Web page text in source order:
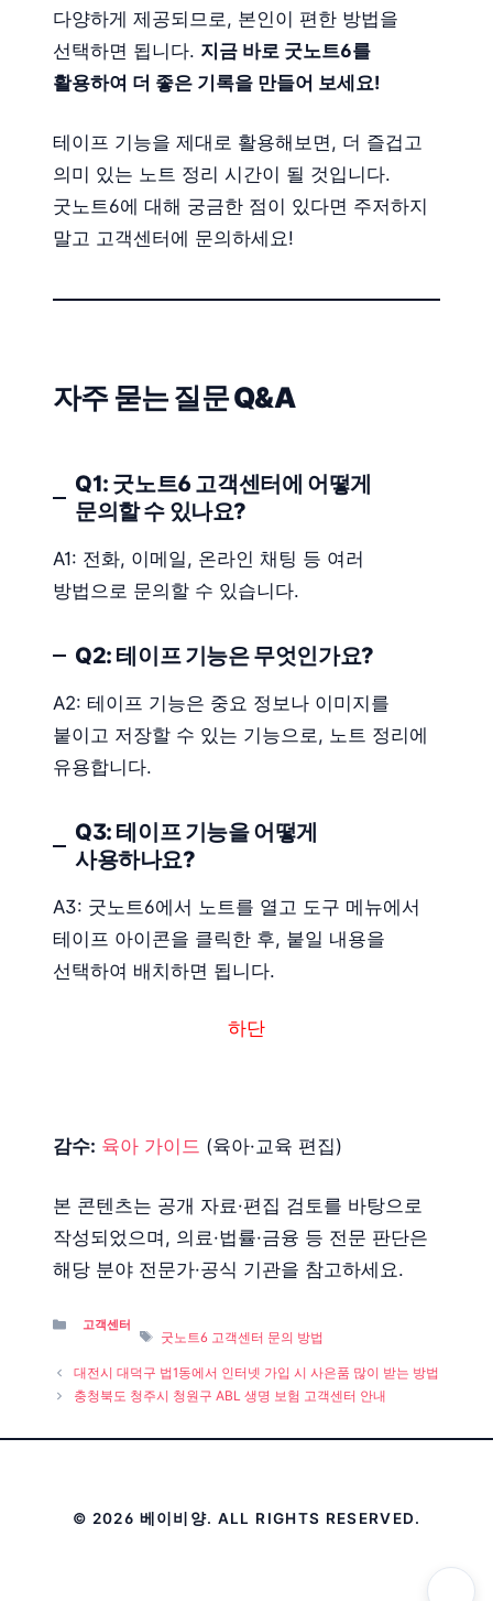
다양하게 제공되므로, 본인이 편한 방법을
선택하면 됩니다. 지금 바로 굿노트6를
활용하여 더 좋은 기록을 만들어 보세요!
테이프 기능을 제대로 활용해보면, 더 즐겁고
의미 있는 노트 정리 시간이 될 것입니다.
굿노트6에 대해 궁금한 점이 있다면 주저하지
말고 고객센터에 문의하세요!
자주 묻는 질문 Q&A
Q1: 굿노트6 고객센터에 어떻게
문의할 수 있나요?
A1: 전화, 이메일, 온라인 채팅 등 여러
방법으로 문의할 수 있습니다.
Q2: 테이프 기능은 무엇인가요?
A2: 테이프 기능은 중요 정보나 이미지를
붙이고 저장할 수 있는 기능으로, 노트 정리에
유용합니다.
Q3: 테이프 기능을 어떻게
사용하나요?
A3: 굿노트6에서 노트를 열고 도구 메뉴에서
테이프 아이콘을 클릭한 후, 붙일 내용을
선택하여 배치하면 됩니다.
하단
감수: 육아 가이드 (육아·교육 편집)
본 콘텐츠는 공개 자료·편집 검토를 바탕으로
작성되었으며, 의료·법률·금융 등 전문 판단은
해당 분야 전문가·공식 기관을 참고하세요.
Categories
고객센터
Tags
굿노트6 고객센터 문의 방법
대전시 대덕구 법1동에서 인터넷 가입 시 사은품 많이 받는 방법
충청북도 청주시 청원구 ABL 생명 보험 고객센터 안내
© 2026 베이비양. ALL RIGHTS RESERVED.